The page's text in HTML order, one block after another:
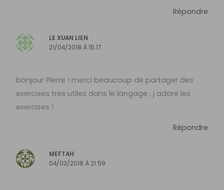
Répondre
LE XUAN LIEN
21/04/2018 À 15:17
bonjour Pierre ! merci beaucoup de partager des
exercises tres utiles dans le langage , j adore les
exercises !
Répondre
MEFTAH
04/03/2018 À 21:59